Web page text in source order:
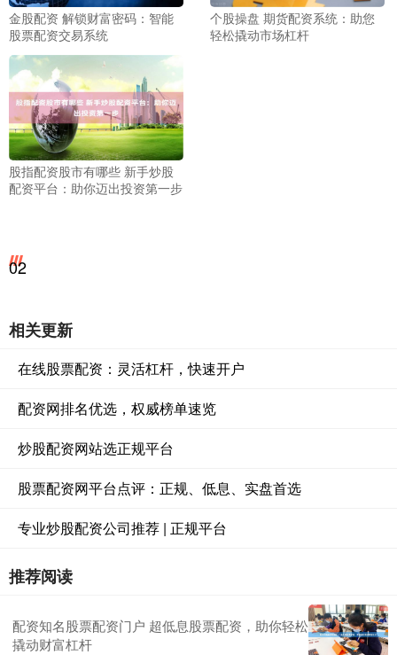
金股配资 解锁财富密码：智能
股票配资交易系统
个股操盘 期货配资系统：助您
轻松撬动市场杠杆
股指配资股市有哪些 新手炒股
配资平台：助你迈出投资第一步
02
相关更新
在线股票配资：灵活杠杆，快速开户
配资网排名优选，权威榜单速览
炒股配资网站选正规平台
股票配资网平台点评：正规、低息、实盘首选
专业炒股配资公司推荐 | 正规平台
推荐阅读
配资知名股票配资门户 超低息股票配资，助你轻松
撬动财富杠杆